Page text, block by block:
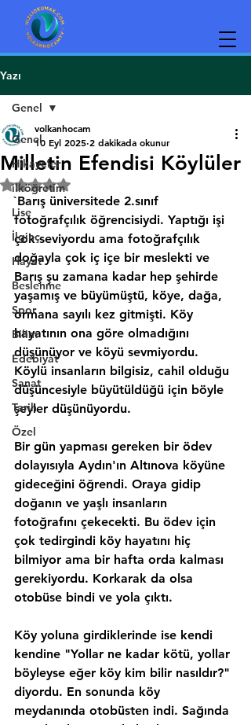
Yazı
Genel
Hikayeler
ilköğretim
Lise
İlginç
Hayat
Beslenme
Spor
Bilim
Edebiyat
Sanat
Tarih
Özel
Genel
Milletin Efendisi Köylüler
volkanhocam
10 Eyl 2025 2 dakikada okunur
5 üzerinden NaN yıldız
`Barış üniversitede 2.sınıf
fotoğrafçılık öğrencisiydi. Yaptığı işi
çok seviyordu ama fotoğrafçılık
doğayla çok iç içe bir meslekti ve
Barış şu zamana kadar hep şehirde
yaşamış ve büyümüştü, köye, dağa,
ormana sayılı kez gitmişti. Köy
hayatının ona göre olmadığını
düşünüyor ve köyü sevmiyordu.
Köylü insanların bilgisiz, cahil olduğu
düşüncesiyle büyütüldüğü için böyle
şeyler düşünüyordu.
Bir gün yapması gereken bir ödev
dolayısıyla Aydın'ın Altınova köyüne
gideceğini öğrendi. Oraya gidip
doğanın ve yaşlı insanların
fotoğrafını çekecekti. Bu ödev için
çok tedirgindi köy hayatını hiç
bilmiyor ama bir hafta orda kalması
gerekiyordu. Korkarak da olsa
otobüse bindi ve yola çıktı.
Köy yoluna girdiklerinde ise kendi
kendine "Yollar ne kadar kötü, yollar
böyleyse eğer köy kim bilir nasıldır?"
diyordu. En sonunda köy
meydanında otobüsten indi. Sağında